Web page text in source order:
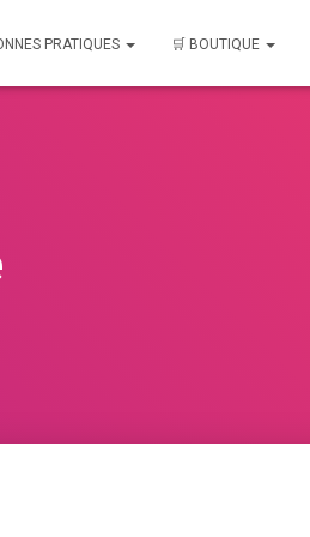
PRATIQUES 🛒 BOUTIQUE